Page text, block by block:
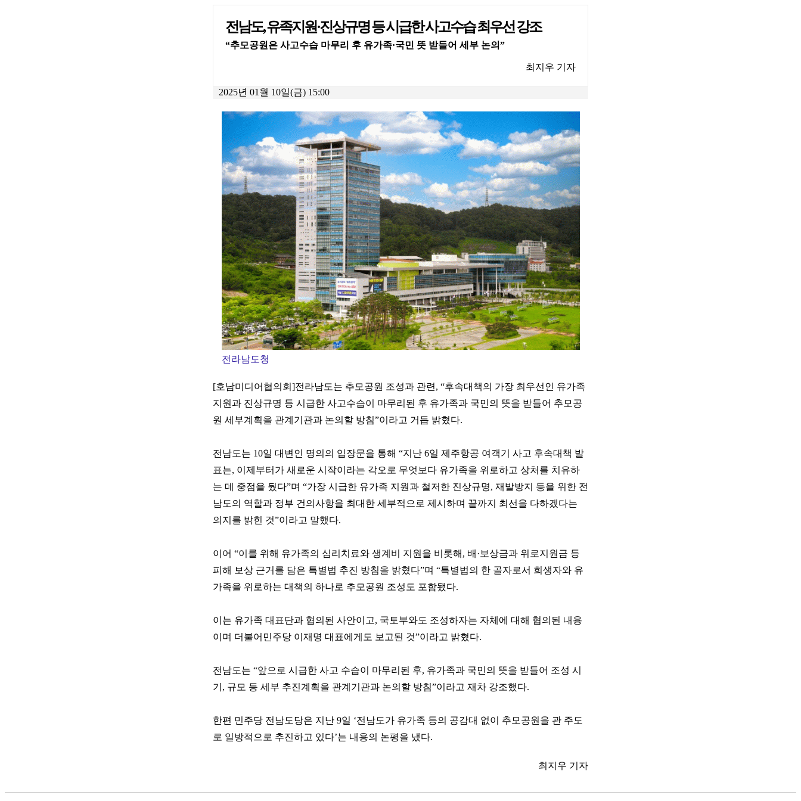
전남도, 유족지원·진상규명 등 시급한 사고수습 최우선 강조
“추모공원은 사고수습 마무리 후 유가족·국민 뜻 받들어 세부 논의”
최지우 기자
2025년 01월 10일(금) 15:00
전라남도청
[호남미디어협의회]전라남도는 추모공원 조성과 관련, “후속대책의 가장 최우선인 유가족
지원과 진상규명 등 시급한 사고수습이 마무리된 후 유가족과 국민의 뜻을 받들어 추모공
원 세부계획을 관계기관과 논의할 방침”이라고 거듭 밝혔다.
전남도는 10일 대변인 명의의 입장문을 통해 “지난 6일 제주항공 여객기 사고 후속대책 발
표는, 이제부터가 새로운 시작이라는 각오로 무엇보다 유가족을 위로하고 상처를 치유하
는 데 중점을 뒀다”며 “가장 시급한 유가족 지원과 철저한 진상규명, 재발방지 등을 위한 전
남도의 역할과 정부 건의사항을 최대한 세부적으로 제시하며 끝까지 최선을 다하겠다는
의지를 밝힌 것”이라고 말했다.
이어 “이를 위해 유가족의 심리치료와 생계비 지원을 비롯해, 배·보상금과 위로지원금 등
피해 보상 근거를 담은 특별법 추진 방침을 밝혔다”며 “특별법의 한 골자로서 희생자와 유
가족을 위로하는 대책의 하나로 추모공원 조성도 포함됐다.
이는 유가족 대표단과 협의된 사안이고, 국토부와도 조성하자는 자체에 대해 협의된 내용
이며 더불어민주당 이재명 대표에게도 보고된 것”이라고 밝혔다.
전남도는 “앞으로 시급한 사고 수습이 마무리된 후, 유가족과 국민의 뜻을 받들어 조성 시
기, 규모 등 세부 추진계획을 관계기관과 논의할 방침”이라고 재차 강조했다.
한편 민주당 전남도당은 지난 9일 ‘전남도가 유가족 등의 공감대 없이 추모공원을 관 주도
로 일방적으로 추진하고 있다’는 내용의 논평을 냈다.
최지우 기자